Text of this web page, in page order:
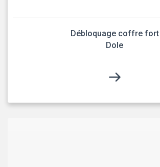
Débloquage coffre fort
Dole